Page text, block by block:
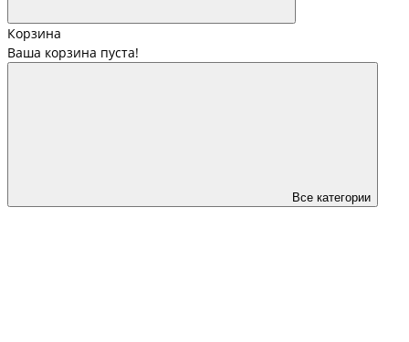
Корзина
Ваша корзина пуста!
Все категории